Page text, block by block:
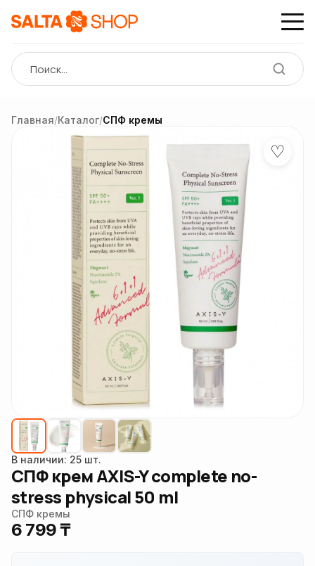
Главная/Каталог/СПФ кремы
♡
В наличии: 25 шт.
СПФ крем AXIS-Y complete no-
stress physical 50 ml
СПФ кремы
6 799 ₸